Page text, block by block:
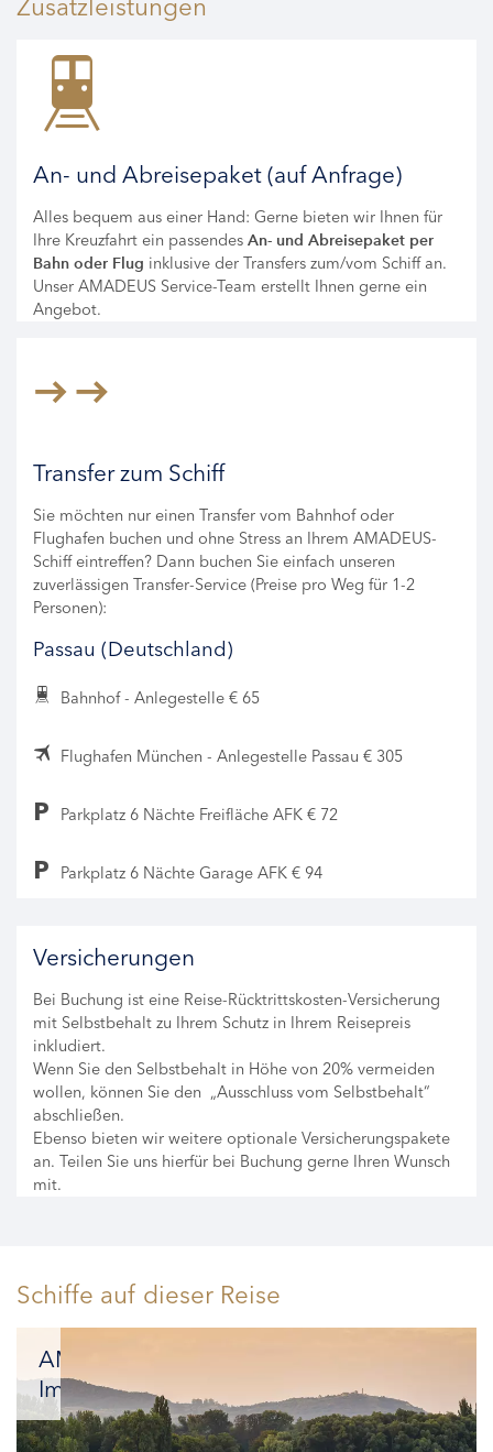
Zusatzleistungen
An- und Abreisepaket (auf Anfrage)
Alles bequem aus einer Hand: Gerne bieten wir Ihnen für
Ihre Kreuzfahrt ein passendes An- und Abreisepaket per
Bahn oder Flug inklusive der Transfers zum/vom Schiff an.
Unser AMADEUS Service-Team erstellt Ihnen gerne ein
Angebot.
Transfer zum Schiff
Sie möchten nur einen Transfer vom Bahnhof oder
Flughafen buchen und ohne Stress an Ihrem AMADEUS-
Schiff eintreffen? Dann buchen Sie einfach unseren
zuverlässigen Transfer-Service (Preise pro Weg für 1-2
Personen):
Passau (Deutschland)
Bahnhof - Anlegestelle € 65
Flughafen München - Anlegestelle Passau € 305
Parkplatz 6 Nächte Freifläche AFK € 72
Parkplatz 6 Nächte Garage AFK € 94
Versicherungen
Bei Buchung ist eine Reise-Rücktrittskosten-Versicherung
mit Selbstbehalt zu Ihrem Schutz in Ihrem Reisepreis
inkludiert.
Wenn Sie den Selbstbehalt in Höhe von 20% vermeiden
wollen, können Sie den „Ausschluss vom Selbstbehalt“
abschließen.
Ebenso bieten wir weitere optionale Versicherungspakete
an. Teilen Sie uns hierfür bei Buchung gerne Ihren Wunsch
mit.
Schiffe auf dieser Reise
AMADEUS
Imperial